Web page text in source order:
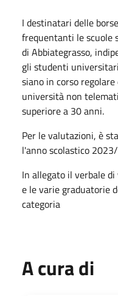
I destinatari delle
frequentanti le scuole
di Abbiategrasso,
gli studenti
siano in corso
università non
superiore a 30 anni.
Per le valutazioni, è
l'anno scolastico
In allegato il verbale
e le varie graduatorie
categoria
A cura di